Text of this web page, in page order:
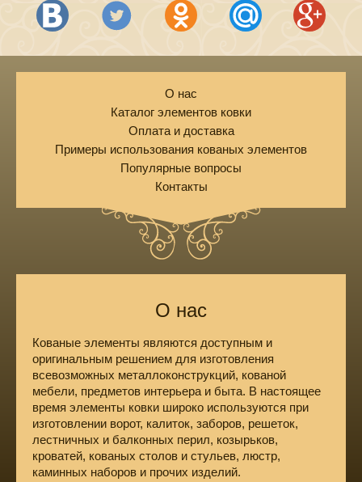
О нас
Каталог элементов ковки
Оплата и доставка
Примеры использования кованых элементов
Популярные вопросы
Контакты
О нас
Кованые элементы являются доступным и
оригинальным решением для изготовления
всевозможных металлоконструкций, кованой
мебели, предметов интерьера и быта. В настоящее
время элементы ковки широко используются при
изготовлении ворот, калиток, заборов, решеток,
лестничных и балконных перил, козырьков,
кроватей, кованых столов и стульев, люстр,
каминных наборов и прочих изделий.